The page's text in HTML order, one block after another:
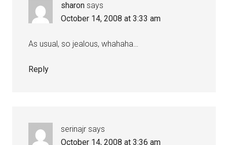
sharon says
October 14, 2008 at 3:33 am
As usual, so jealous, whahaha…
Reply
serinajr says
October 14, 2008 at 3:36 am